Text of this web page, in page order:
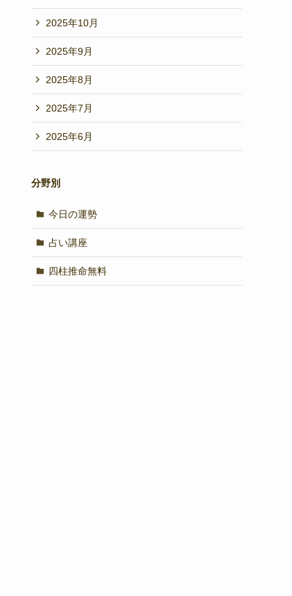
2025年10月
2025年9月
2025年8月
2025年7月
2025年6月
分野別
今日の運勢
占い講座
四柱推命無料